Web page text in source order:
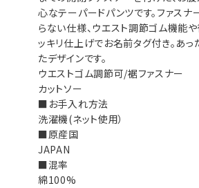
心なテーパードパンツです。ファス
らない仕様、ウエスト調節ゴム機能や
ッキリ仕上げでお名前タグ付き。あ
たデザインです。
ウエストゴム調節可/裾ファスナー
カットソー
■お手入れ方法
洗濯機(ネット使用）
■原産国
JAPAN
■混率
綿100%